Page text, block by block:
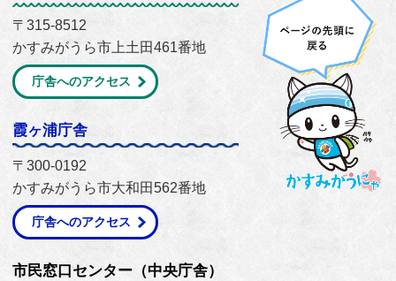
〒315-8512
かすみがうら市上土田461番地
庁舎へのアクセス
霞ヶ浦庁舎
〒300-0192
かすみがうら市大和田562番地
庁舎へのアクセス
市民窓口センター（中央庁舎）